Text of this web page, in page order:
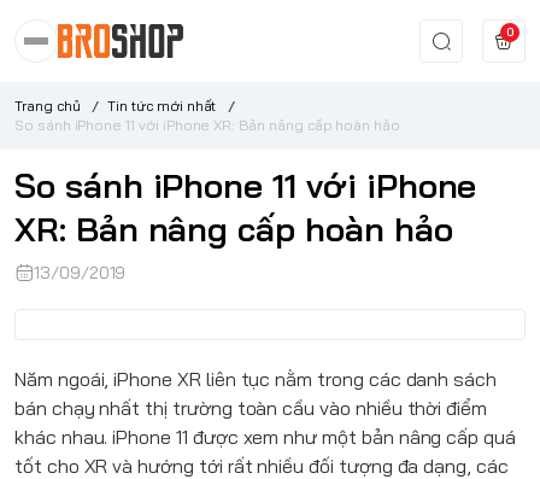
0
Trang chủ / Tin tức mới nhất
/
So sánh iPhone 11 với iPhone XR: Bản nâng cấp hoàn hảo
So sánh iPhone 11 với iPhone
XR: Bản nâng cấp hoàn hảo
13/09/2019
Năm ngoái,iPhone XRliên tục nằm trong các danh sách
bán chạy nhất thị trường toàn cầu vào nhiều thời điểm
khác nhau.iPhone 11 được xem như một bản nâng cấp quá
tốt cho XR và hướng tới rất nhiều đối tượng đa dạng, các